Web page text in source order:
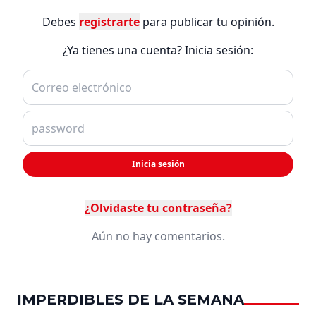
Debes registrartepara publicar tu opinión.
¿Ya tienes una cuenta? Inicia sesión:
Inicia sesión
¿Olvidaste tu contraseña?
Aún no hay comentarios.
IMPERDIBLES DE LA SEMANA